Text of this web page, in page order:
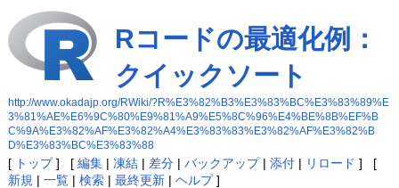
Rコードの最適化例：
クイックソート
http://www.okadajp.org/RWiki/?R%E3%82%B3%E3%83%BC%E3%83%89%E
3%81%AE%E6%9C%80%E9%81%A9%E5%8C%96%E4%BE%8B%EF%B
C%9A%E3%82%AF%E3%82%A4%E3%83%83%E3%82%AF%E3%82%B
D%E3%83%BC%E3%83%88
[ トップ] [ 編集| 凍結| 差分| バックアップ| 添付| リロード ] [
新規 | 一覧| 検索| 最終更新| ヘルプ]